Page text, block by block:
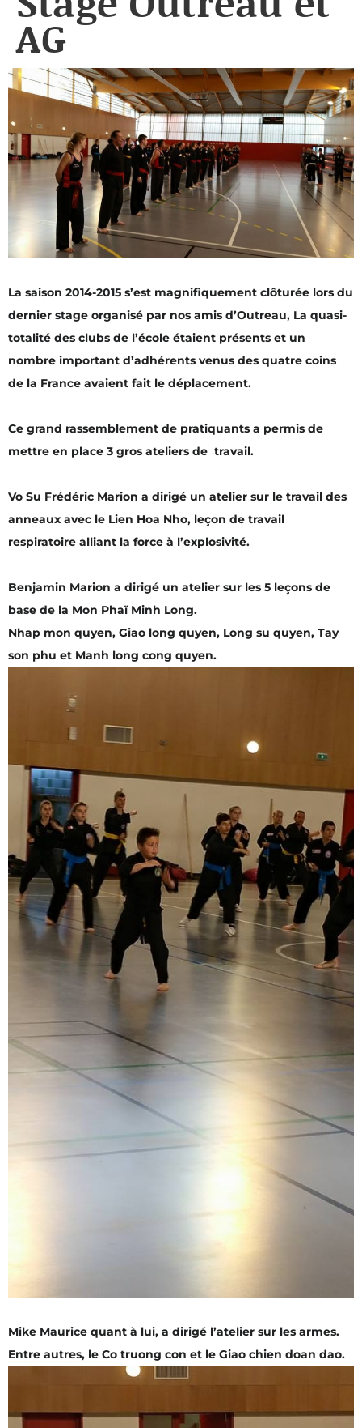
AG
La saison 2014-2015 s’est magnifiquement clôturée lors du
dernier stage organisé par nos amis d’Outreau, La quasi-
totalité des clubs de l’école étaient présents et un
nombre important d’adhérents venus des quatre coins
de la France avaient fait le déplacement.
Ce grand rassemblement de pratiquants a permis de
mettre en place 3 gros ateliers de travail.
Vo Su Frédéric Marion a dirigé un atelier sur le travail des
anneaux avec le Lien Hoa Nho, leçon de travail
respiratoire alliant la force à l’explosivité.
Benjamin Marion a dirigé un atelier sur les 5 leçons de
base de la Mon Phaï Minh Long.
Nhap mon quyen, Giao long quyen, Long su quyen, Tay
son phu et Manh long cong quyen.
Mike Maurice quant à lui, a dirigé l’atelier sur les armes.
Entre autres, le Co truong con et le Giao chien doan dao.